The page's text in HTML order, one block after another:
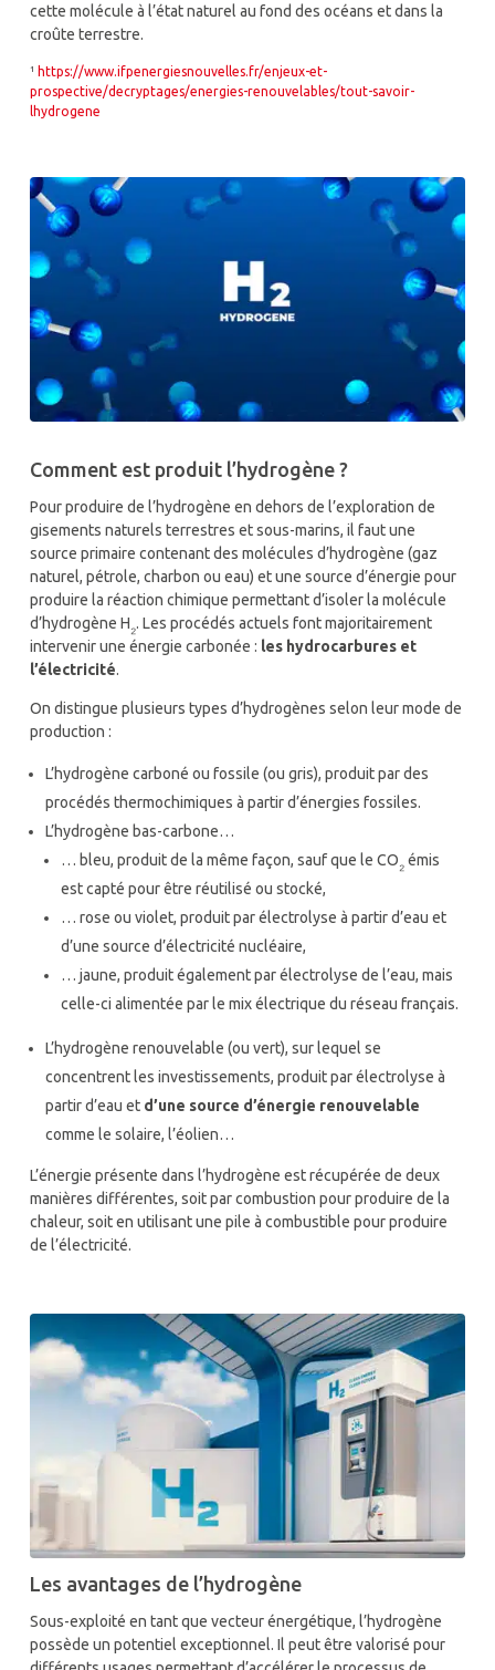
cette molécule à l’état naturel au fond des océans et dans la
croûte terrestre.
¹ https://www.ifpenergiesnouvelles.fr/enjeux-et-
prospective/decryptages/energies-renouvelables/tout-savoir-
lhydrogene
Comment est produit l’hydrogène ?
Pour produire de l’hydrogène en dehors de l’exploration de
gisements naturels terrestres et sous-marins, il faut une
source primaire contenant des molécules d’hydrogène (gaz
naturel, pétrole, charbon ou eau) et une source d’énergie pour
produire la réaction chimique permettant d’isoler la molécule
d’hydrogène H₂. Les procédés actuels font majoritairement
intervenir une énergie carbonée : les hydrocarbures et
l’électricité.
On distingue plusieurs types d’hydrogènes selon leur mode de
production :
L’hydrogène carboné ou fossile (ou gris), produit par des
procédés thermochimiques à partir d’énergies fossiles.
L’hydrogène bas-carbone…
… bleu, produit de la même façon, sauf que le CO₂émis
est capté pour être réutilisé ou stocké,
… rose ou violet, produit par électrolyse à partir d’eau et
d’une source d’électricité nucléaire,
… jaune, produit également par électrolyse de l’eau, mais
celle-ci alimentée par le mix électrique du réseau français.
L’hydrogène renouvelable (ou vert), sur lequel se
concentrent les investissements, produit par électrolyse à
partir d’eau et d’une source d’énergie renouvelable
comme le solaire, l’éolien…
L’énergie présente dans l’hydrogène est récupérée de deux
manières différentes, soit par combustion pour produire de la
chaleur, soit en utilisant une pile à combustible pour produire
de l’électricité.
Les avantages de l’hydrogène
Sous-exploité en tant que vecteur énergétique, l’hydrogène
possède un potentiel exceptionnel. Il peut être valorisé pour